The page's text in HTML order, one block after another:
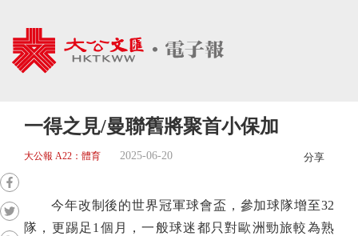
一得之見/曼聯舊將聚首小保加
大公報 A22：體育 2025-06-20 分享
今年改制後的世界冠軍球會盃，參加球隊增至32
隊，更踢足1個月，一般球迷都只對歐洲勁旅較為熟